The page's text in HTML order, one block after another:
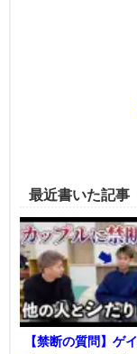
最近書いた記事
【禁断の質問】ゲ